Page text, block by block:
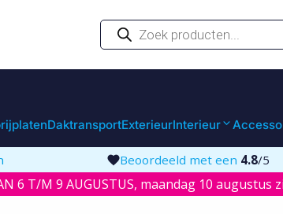
Producten
zoeken
DaktransportExterieurInterieur
Beoordeeld met een 4.8/5
6 T/M 9 AUGUSTUS, maandag 10